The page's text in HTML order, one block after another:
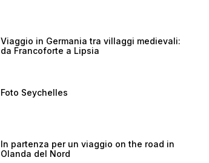
Viaggio in Germania tra villaggi medievali:
da Francoforte a Lipsia
Foto Seychelles
In partenza per un viaggio on the road in
Olanda del Nord